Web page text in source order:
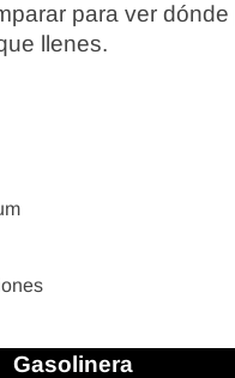
para ver
llenes.
Gasolinera